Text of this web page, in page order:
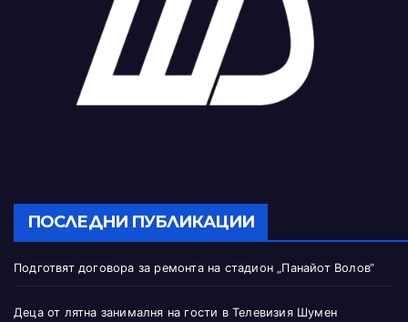
ПОСЛЕДНИ ПУБЛИКАЦИИ
Подготвят договора за ремонта на стадион „Панайот Волов“
Деца от лятна занималня на гости в Телевизия Шумен